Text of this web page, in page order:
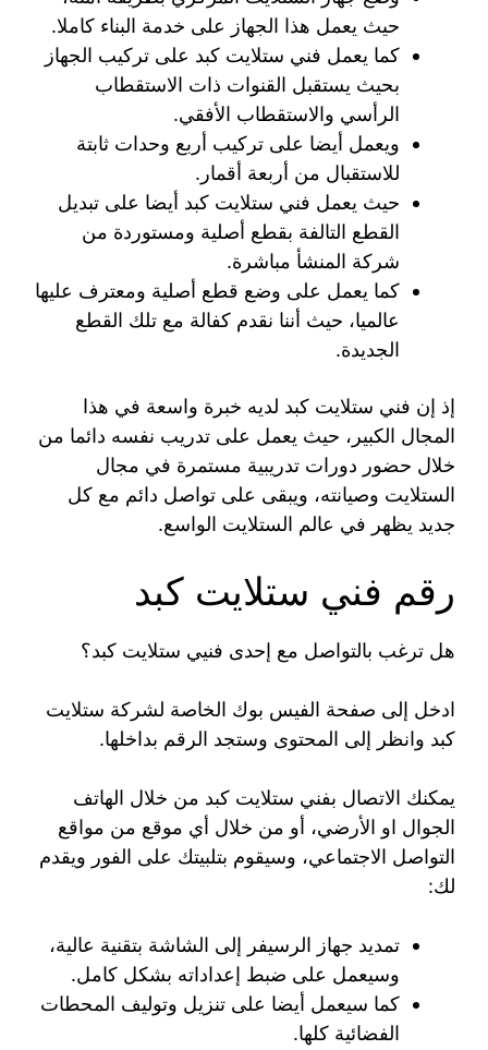
حيث يعمل هذا الجهاز على خدمة البناء كاملا.
كما يعمل فني ستلايت كبد على تركيب الجهاز
بحيث يستقبل القنوات ذات الاستقطاب
الرأسي والاستقطاب الأفقي.
ويعمل أيضا على تركيب أربع وحدات ثابتة
للاستقبال من أربعة أقمار.
حيث يعمل فني ستلايت كبد أيضا على تبديل
القطع التالفة بقطع أصلية ومستوردة من
شركة المنشأ مباشرة.
كما يعمل على وضع قطع أصلية ومعترف عليها
عالميا، حيث أننا نقدم كفالة مع تلك القطع
الجديدة.
إذ إن فني ستلايت كبد لديه خبرة واسعة في هذا
المجال الكبير، حيث يعمل على تدريب نفسه دائما من
خلال حضور دورات تدريبية مستمرة في مجال
الستلايت وصيانته، ويبقى على تواصل دائم مع كل
جديد يظهر في عالم الستلايت الواسع.
رقم فني ستلايت كبد
هل ترغب بالتواصل مع إحدى فنيي ستلايت كبد؟
ادخل إلى صفحة الفيس بوك الخاصة لشركة ستلايت
كبد وانظر إلى المحتوى وستجد الرقم بداخلها.
يمكنك الاتصال بفني ستلايت كبد من خلال الهاتف
الجوال او الأرضي، أو من خلال أي موقع من مواقع
التواصل الاجتماعي، وسيقوم بتلبيتك على الفور ويقدم
لك:
تمديد جهاز الرسيفر إلى الشاشة بتقنية عالية،
وسيعمل على ضبط إعداداته بشكل كامل.
كما سيعمل أيضا على تنزيل وتوليف المحطات
الفضائية كلها.